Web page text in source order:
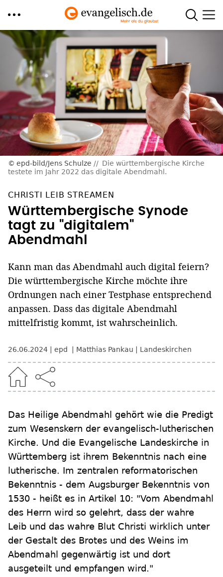
Direkt
zum
Inhalt
epd-bild/Jens Schulze
Die württembergische Kirche
testete im Jahr 2022 das digitale Abendmahl.
CHRISTI LEIB STREAMEN
Württembergische Synode
tagt zu "digitalem"
Abendmahl
Kann man das Abendmahl auch digital feiern?
Die württembergische Kirche möchte ihre
Ordnungen nach einer Testphase entsprechend
anpassen. Dass das digitale Abendmahl
mittelfristig kommt, ist wahrscheinlich.
26.06.2024 epd Matthias Pankau Landeskirchen
Das Heilige Abendmahl gehört wie die Predigt
zum Wesenskern der evangelisch-lutherischen
Kirche. Und die Evangelische Landeskirche in
Württemberg ist ihrem Bekenntnis nach eine
lutherische. Im zentralen reformatorischen
Bekenntnis - dem Augsburger Bekenntnis von
1530 - heißt es in Artikel 10: "Vom Abendmahl
des Herrn wird so gelehrt, dass der wahre
Leib und das wahre Blut Christi wirklich unter
der Gestalt des Brotes und des Weins im
Abendmahl gegenwärtig ist und dort
ausgeteilt und empfangen wird."